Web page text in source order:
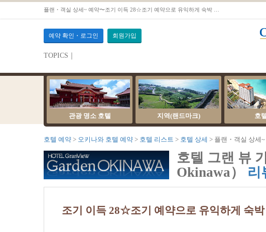
예약 확인・로그인 회원가입
TOPICS｜
관광 명소 호텔 지역(랜드마크) 호
호텔 예약 오키나와 호텔 예약 호텔 리스트 호텔 상세 플랜・객실 상세
호텔 그랜 뷰
Okinawa） 리
조기 이득 28☆조기 예약으로 유익하게 숙박